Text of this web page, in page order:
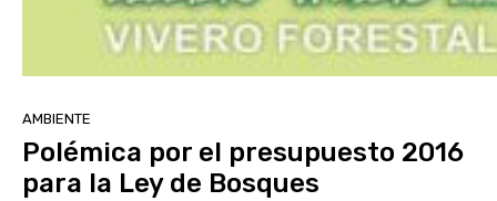
AMBIENTE
Polémica por el presupuesto 2016
para la Ley de Bosques